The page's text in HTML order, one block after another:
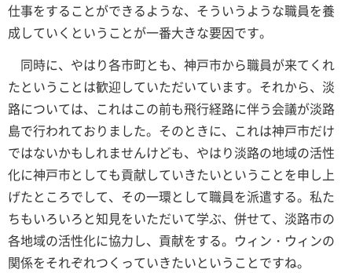
仕事をすることができるような、そういうような職員を養
成していくということが一番大きな要因です。
同時に、やはり各市町とも、神戸市から職員が来てくれ
たということは歓迎していただいています。それから、淡
路については、これはこの前も飛行経路に伴う会議が淡路
島で行われておりました。そのときに、これは神戸市だけ
ではないかもしれませんけども、やはり淡路の地域の活性
化に神戸市としても貢献していきたいということを申し上
げたところでして、その一環として職員を派遣する。私た
ちもいろいろと知見をいただいて学ぶ、併せて、淡路市の
各地域の活性化に協力し、貢献をする。ウィン・ウィンの
関係をそれぞれつくっていきたいということですね。